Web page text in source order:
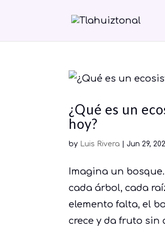
¿Qué es un
hoy?
by Luis Rivera Jun 29,
Imagina un
cada árbol, cada
elemento falta, el
crece y da fruto sin